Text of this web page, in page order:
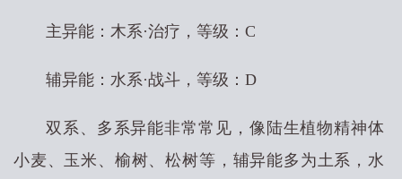
主异能：木系·治疗，等级：C
辅异能：水系·战斗，等级：D
双系、多系异能非常常见，像陆生植物精神体
小麦、玉米、榆树、松树等，辅异能多为土系，水